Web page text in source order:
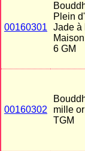
00160301
Plein
Jade à
6 GM
00160302
mille
TGM